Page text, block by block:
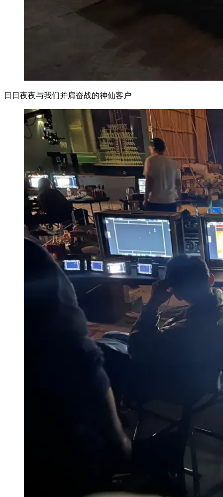
日日夜夜与我们并肩奋战的神仙客户